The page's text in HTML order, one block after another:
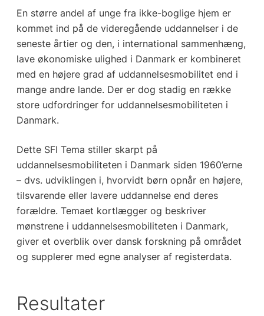
En større andel af unge fra ikke-boglige hjem er
kommet ind på de videregående uddannelser i de
seneste årtier og den, i international sammenhæng,
lave økonomiske ulighed i Danmark er kombineret
med en højere grad af uddannelsesmobilitet end i
mange andre lande. Der er dog stadig en række
store udfordringer for uddannelsesmobiliteten i
Danmark.
Dette SFI Tema stiller skarpt på
uddannelsesmobiliteten i Danmark siden 1960’erne
– dvs. udviklingen i, hvorvidt børn opnår en højere,
tilsvarende eller lavere uddannelse end deres
forældre. Temaet kortlægger og beskriver
mønstrene i uddannelsesmobiliteten i Danmark,
giver et overblik over dansk forskning på området
og supplerer med egne analyser af registerdata.
Resultater